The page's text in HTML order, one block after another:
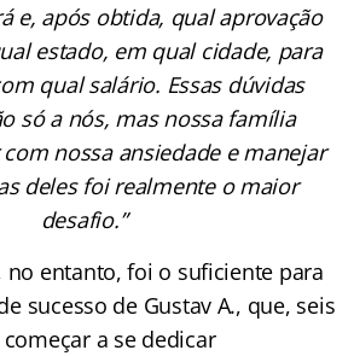
e, após obtida, qual aprovação
estado, em qual cidade, para
qual salário. Essas dúvidas
só a nós, mas nossa família
nossa ansiedade e manejar
deles foi realmente o maior
desafio.”
entanto, foi o suficiente para
sucesso de Gustav A., que, seis
a se dedicar